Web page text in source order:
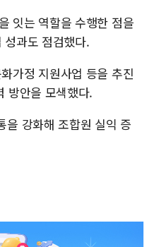
잇는 역할을 수행한 점을
과도 점검했다.
가정 지원사업 등을 추진
방안을 모색했다.
을 강화해 조합원 실익 증